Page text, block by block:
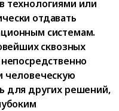
технологиями или
отдавать
системам.
сквозных
человеческую
для других решений,